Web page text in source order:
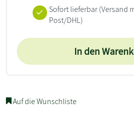
Sofort lieferbar(Versand
Post/DHL)
In den
Auf die Wunschliste